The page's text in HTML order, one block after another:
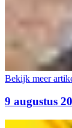
Bekijk meer
9 augustus